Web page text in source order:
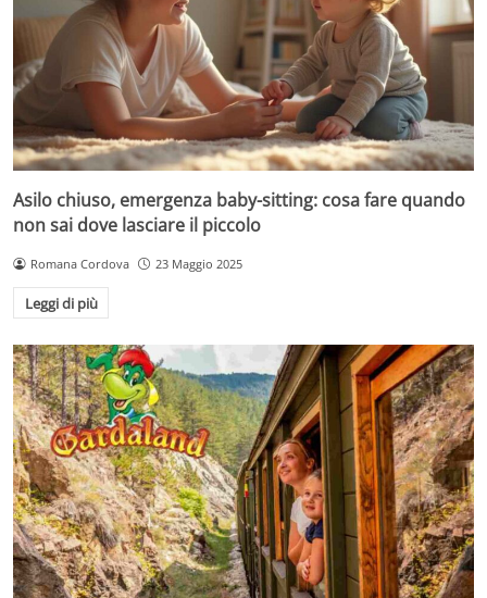
Asilo chiuso, emergenza baby-sitting: cosa fare quando
non sai dove lasciare il piccolo
Romana Cordova 23 Maggio 2025
Leggi di più